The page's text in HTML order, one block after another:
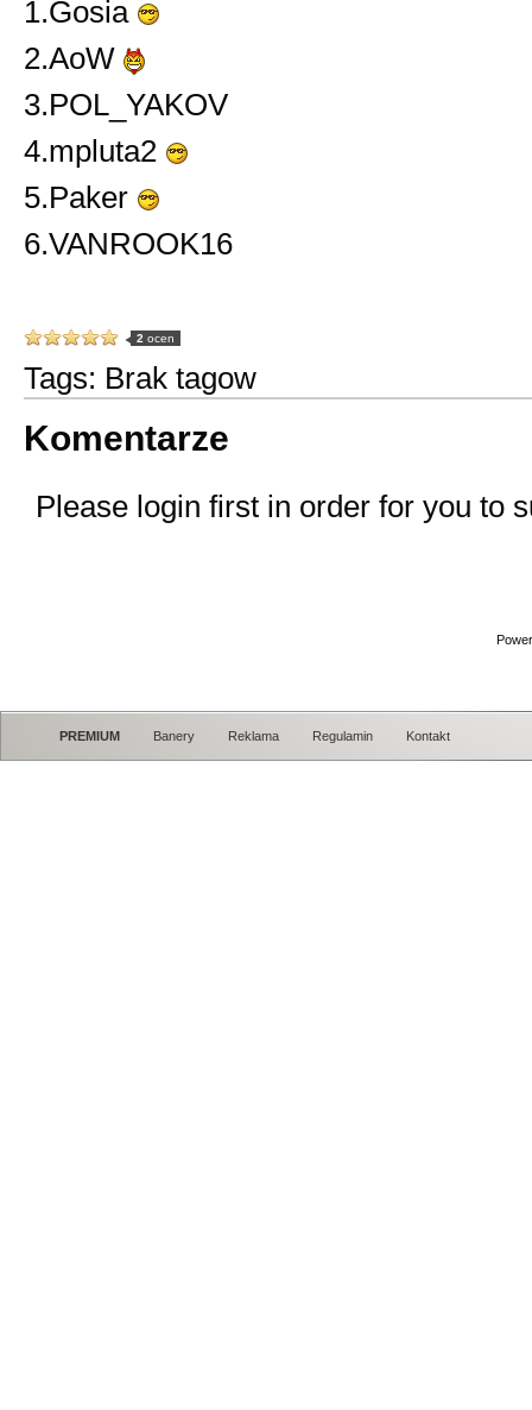
1.Gosia
2.AoW
3.POL_YAKOV
4.mpluta2
5.Paker
6.VANROOK16
2 ocen
Tags: Brak tagow
Komentarze
Please login first in order for you to
PREMIUM Banery Reklama Regulamin Kontakt